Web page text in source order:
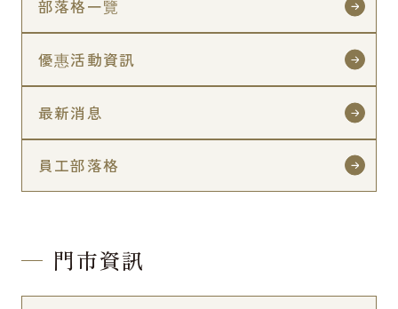
部落格一覽
優惠活動資訊
最新消息
員工部落格
門市資訊